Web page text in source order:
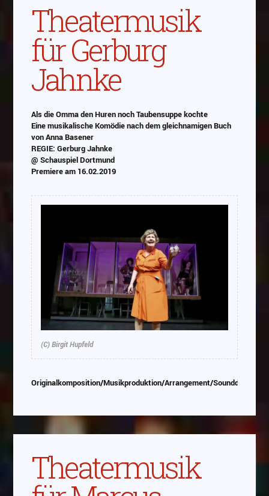
Theatermusik
für Gerburg
Jahnke
Als die Omma den Huren noch Taubensuppe kochte
Eine musikalische Komödie nach dem gleichnamigen Buch
von Anna Basener
REGIE: Gerburg Jahnke
@ Schauspiel Dortmund
Premiere am 16.02.2019
(C) Birgit Hupfeld
Originalkomposition/Musikproduktion/Arrangement/Sounddesign/
Theatermusik